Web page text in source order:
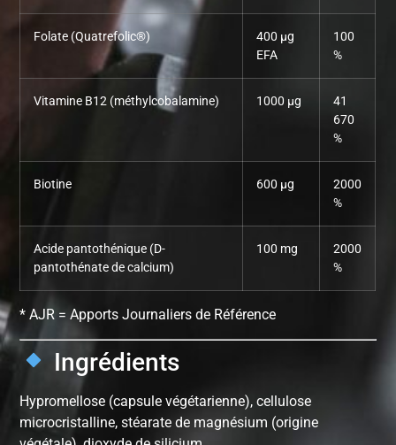
Folate (Quatrefolic®)
400 µg
EFA
100
%
Vitamine B12 (méthylcobalamine) 1000 µg
41
670
%
Biotine 600 µg
2000
%
Acide pantothénique (D-
pantothénate de calcium)
100 mg
2000
%
* AJR = Apports Journaliers de Référence
Ingrédients
Hypromellose (capsule végétarienne), cellulose
microcristalline, stéarate de magnésium (origine